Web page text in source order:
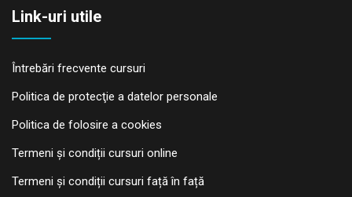
Link-uri utile
Întrebări frecvente cursuri
Politica de protecţie a datelor personale
Politica de folosire a cookies
Termeni și condiții cursuri online
Termeni și condiții cursuri față în față